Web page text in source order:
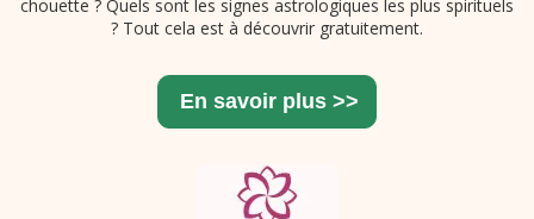
chouette ? Quels sont les signes astrologiques les plus spirituels
? Tout cela est à découvrir gratuitement.